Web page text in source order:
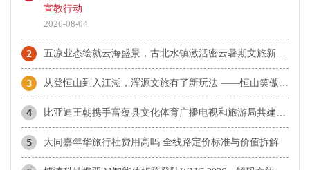
宣教行动
2026-08-04
2
3
4
5 大同嘉年华旅行社费用高吗 全线路定价标准与价值拆解